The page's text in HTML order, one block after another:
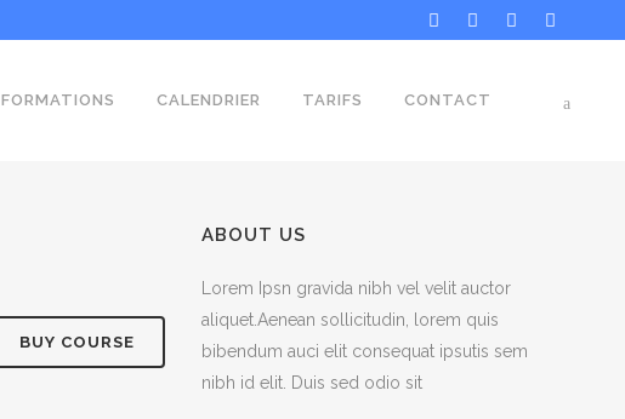
FORMATIONS CALENDRIER TARIFS CONTACT
BUY COURSE
ABOUT US
Lorem Ipsn gravida nibh vel velit auctor
aliquet.Aenean sollicitudin, lorem quis
bibendum auci elit consequat ipsutis sem
nibh id elit. Duis sed odio sit